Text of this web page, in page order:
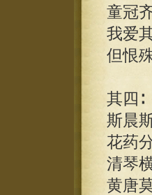
童冠
我爱
但恨
其四∶
斯晨
花药
清琴
黄唐